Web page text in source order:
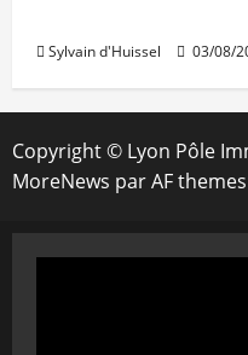
Sylvain d'Huissel 03/08/
Copyright © Lyon Pôle
MoreNews par AF themes